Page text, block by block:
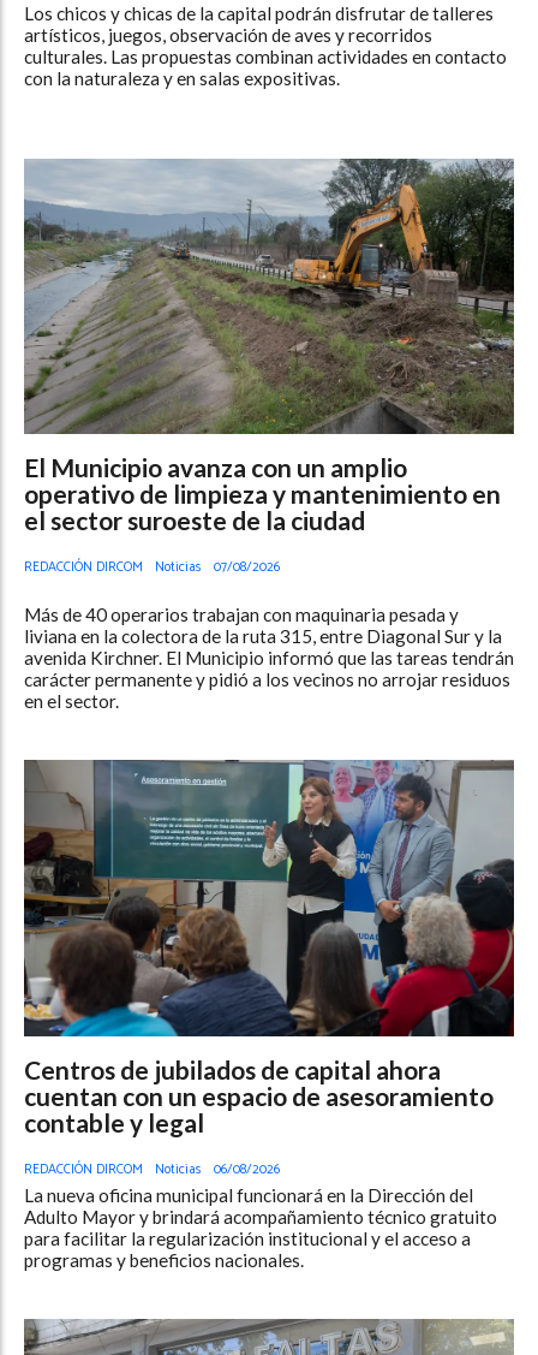
Los chicos y chicas de la capital podrán disfrutar de talleres
artísticos, juegos, observación de aves y recorridos
culturales. Las propuestas combinan actividades en contacto
con la naturaleza y en salas expositivas.
El Municipio avanza con un amplio
operativo de limpieza y mantenimiento en
el sector suroeste de la ciudad
REDACCIÓN DIRCOM Noticias 07/08/2026
Más de 40 operarios trabajan con maquinaria pesada y
liviana en la colectora de la ruta 315, entre Diagonal Sur y la
avenida Kirchner. El Municipio informó que las tareas tendrán
carácter permanente y pidió a los vecinos no arrojar residuos
en el sector.
Centros de jubilados de capital ahora
cuentan con un espacio de asesoramiento
contable y legal
REDACCIÓN DIRCOM Noticias 06/08/2026
La nueva oficina municipal funcionará en la Dirección del
Adulto Mayor y brindará acompañamiento técnico gratuito
para facilitar la regularización institucional y el acceso a
programas y beneficios nacionales.